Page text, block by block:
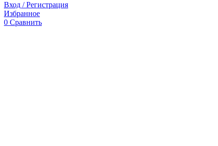
Вход / Регистрация
Избранное
0 Сравнить